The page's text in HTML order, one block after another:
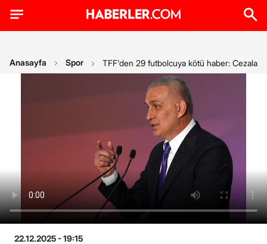
Anasayfa Spor TFF'den 29 futbolcuya kötü haber: Cezaları
22.12.2025 - 19:15